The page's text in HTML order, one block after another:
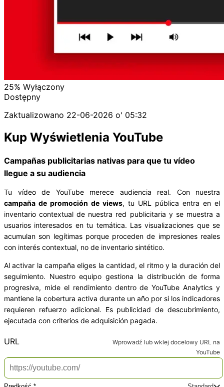
25% Wyłączony
Dostępny
Zaktualizowano 22-06-2026 o' 05:32
Kup Wyświetlenia YouTube
Campañas publicitarias nativas para que tu vídeo
llegue a su audiencia
Tu vídeo de YouTube merece audiencia real. Con nuestra
campaña de promoción de views, tu URL pública entra en el
inventario contextual de nuestra red publicitaria y se muestra a
usuarios interesados en tu temática. Las visualizaciones que se
acumulan son legítimas porque proceden de impresiones reales
con interés contextual, no de inventario sintético.
Al activar la campaña eliges la cantidad, el ritmo y la duración del
seguimiento. Nuestro equipo gestiona la distribución de forma
progresiva, mide el rendimiento dentro de YouTube Analytics y
mantiene la cobertura activa durante un año por si los indicadores
requieren refuerzo adicional. Es publicidad de descubrimiento,
ejecutada con criterios de adquisición pagada.
URL
Wprowadź lub wklej docelowy URL na
YouTube